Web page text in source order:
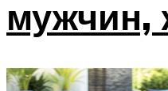
мужчин,